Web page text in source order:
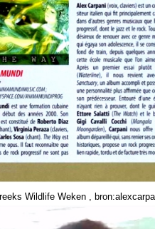
Wildlife Weken ,